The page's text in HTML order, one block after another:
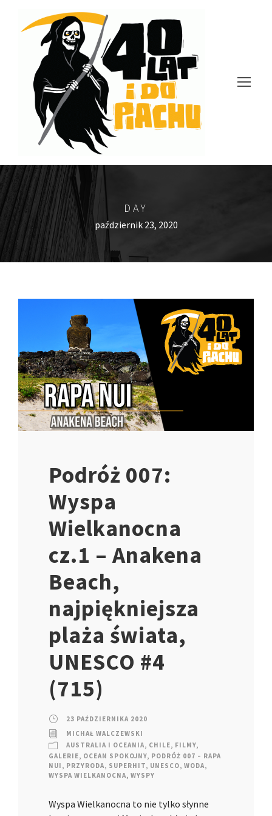
DAY
październik 23, 2020
Podróż 007:
Wyspa
Wielkanocna
cz.1 – Anakena
Beach,
najpiękniejsza
plaża świata,
UNESCO #4
(715)
23 PAŹDZIERNIKA 2020
MICHAŁ WALCZEWSKI
AUSTRALIA I OCEANIA, CHILE, FILMY,
GALERIE, OCEAN SPOKOJNY, PODRÓŻ 007 – RAPA
NUI , PRZYRODA, SUPERHIT, UNESCO, WODA,
WYSPA WIELKANOCNA, WYSPY
Wyspa Wielkanocna to nie tylko słynne